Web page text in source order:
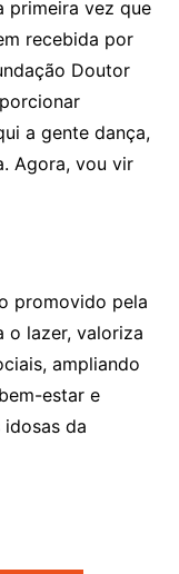
primeira vez que
recebida por
Doutor
a gente dança,
Agora, vou vir
promovido pela
o lazer, valoriza
ampliando
estar e
da